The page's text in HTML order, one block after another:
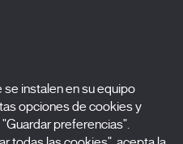
instalen en su equipo
opciones de cookies y
preferencias".